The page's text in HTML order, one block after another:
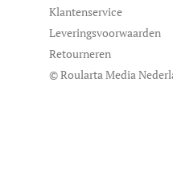
Klantenservice
Leveringsvoorwaarden
Retourneren
© Roularta Media